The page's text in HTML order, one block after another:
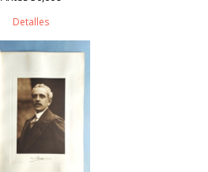
Detalles